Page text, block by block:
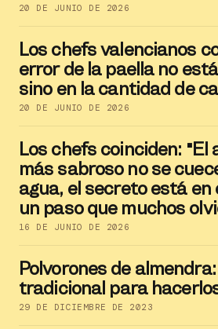
20 DE JUNIO DE 2026
Los chefs valencianos
error de la paella no
sino en la cantidad de
20 DE JUNIO DE 2026
Los chefs coinciden: "El
más sabroso no se
agua, el secreto está en
un paso que muchos
16 DE JUNIO DE 2026
Polvorones de
tradicional para
29 DE DICIEMBRE DE 2023